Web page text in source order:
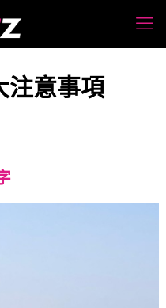
注意事項
Increase